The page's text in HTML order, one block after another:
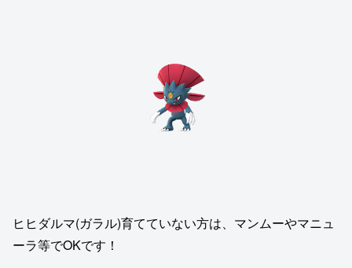
ヒヒダルマ(ガラル)育てていない方は、マンムーやマニュ
ーラ等でOKです！